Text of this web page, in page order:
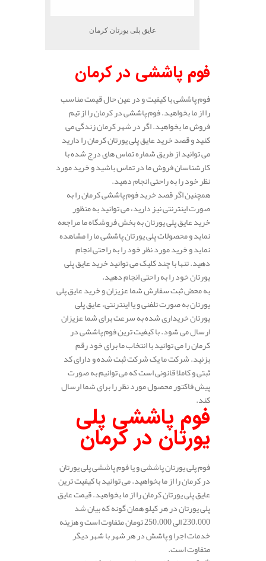
عایق پلی یورتان کرمان
فوم پاششی در کرمان
فوم پاششی با کیفیت و در عین حال قیمت مناسب
را از ما بخواهید. فوم پاششی در کرمان را از تیم
فروش ما بخواهید. اگر در شهر کرمان زندگی می
کنید و قصد خرید عایق پلی یورتان کرمان را دارید
می توانید از طریق شماره تماس های درج شده با
کارشناسان فروش ما در تماس باشید و خرید مورد
نظر خود را به راحتی انجام دهید.
همچنین اگر قصد خرید فوم پاششی کرمان را به
صورت اینترنتی نیز دارید، می توانید به منظور
خرید عایق پلی یورتان به بخش فروشگاه ما مراجعه
نماید و محصولات پلی یورتان پاششی ما را مشاهده
نماید و خرید مورد نظر خود را به راحتی انجام
دهید. تنها با چند کلیک می توانید خرید عایق پلی
یورتان خود را به راحتی انجام دهید.
به محض ثبت سفارش شما عزیزان و خرید عایق پلی
یورتان به صورت تلفنی و یا اینترنتی، عایق پلی
یورتان خریداری شده به سرعت برای شما عزیزان
ارسال می شود. با کیفیت ترین فوم پاششی در
کرمان را می توانید با انتخاب ما برای خود رقم
بزنید. شرکت ما یک شرکت ثبت شده و دارای کد
ثبتی و کاملا قانونی است که می توانیم به صورت
پیش فاکتور محصول مورد نظر را برای شما ارسال
کند.
فوم پاششی پلی
یورتان در کرمان
فوم پلی یورتان پاششی و یا فوم پاششی پلی یورتان
در کرمان را از ما بخواهید. می توانید با کیفیت ترین
عایق پلی یورتان کرمان را از ما بخواهید. قیمت عایق
پلی یورتان در هر کیلو همان گونه که بیان شد
230.000 الی 250.000 تومان متفاوت است و هزینه
خدمات اجرا و پاشش در هر شهر با شهر دیگر
متفاوت است.